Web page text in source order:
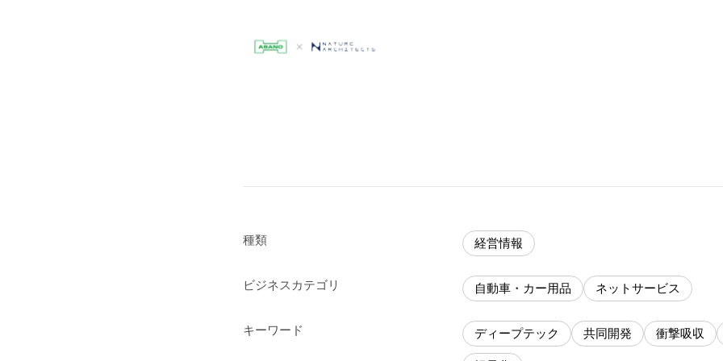
種類 経営情報
ビジネスカテゴリ 自動車・カー用品 ネットサービス
キーワード ディープテック 共同開発 衝撃吸収